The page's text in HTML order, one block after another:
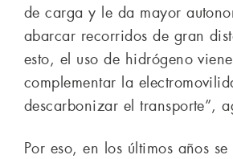
de carga y le da mayor
abarcar recorridos de gran
esto, el uso de hidrógeno
complementar la
descarbonizar el transporte”,
Por eso, en los últimos años se